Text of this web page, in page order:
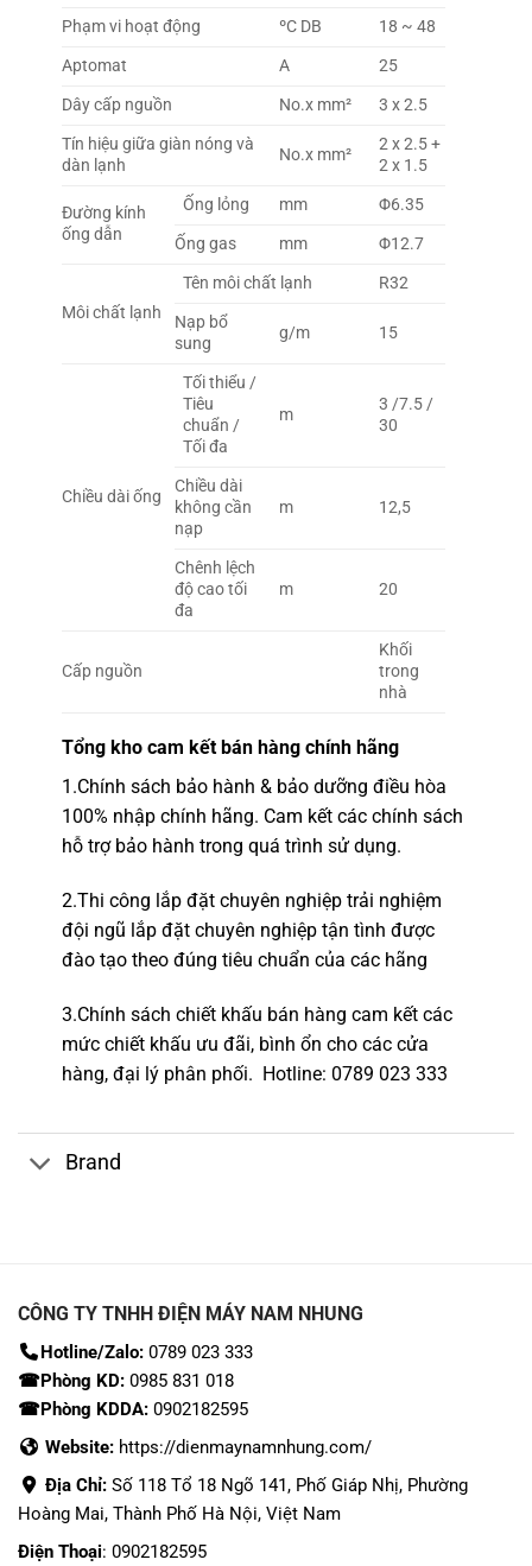
Phạm vi hoạt động
ºC DB
18 ~ 48
Aptomat
A
25
Dây cấp nguồn
No.x mm²
3 x 2.5
Tín hiệu giữa giàn nóng và
dàn lạnh
No.x mm²
2 x 2.5 +
2 x 1.5
Đường kính
ống dẫn
Ống lỏng mm
Φ6.35
Ống gas
mm Φ12.7
Môi chất lạnh
Tên môi chất lạnh
R32
Nạp bổ
sung
g/m 15
Chiều dài ống
Tối thiểu /
Tiêu
chuẩn /
Tối đa
m
3 /7.5 /
30
Chiều dài
không cần
nạp
m 12,5
Chênh lệch
độ cao tối
đa
m 20
Cấp nguồn
Khối
trong
nhà
Tổng kho cam kết bán hàng chính hãng
1.Chính sách bảo hành & bảo dưỡng điều hòa
100% nhập chính hãng. Cam kết các chính sách
hỗ trợ bảo hành trong quá trình sử dụng.
2.Thi công lắp đặt chuyên nghiệptrải nghiệm
đội ngũ lắp đặt chuyên nghiệp tận tình được
đào tạo theo đúng tiêu chuẩn của các hãng
3.Chính sách chiết khấu bán hàng cam kết các
mức chiết khấu ưu đãi, bình ổn cho các cửa
hàng, đại lý phân phối. Hotline: 0789 023 333
Brand
CÔNG TY TNHH ĐIỆN MÁY NAM NHUNG
Hotline/Zalo:0789 023 333
☎Phòng KD: 0985 831 018
☎Phòng KDDA: 0902182595
Website: https://dienmaynamnhung.com/
Địa Chỉ: Số 118 Tổ 18 Ngõ 141, Phố Giáp Nhị, Phường
Hoàng Mai, Thành Phố Hà Nội, Việt Nam
Điện Thoại: 0902182595